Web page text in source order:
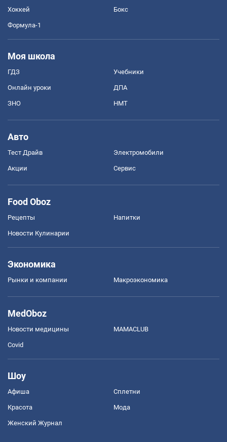
Хоккей Бокс
Формула-1
Моя школа
ГДЗ Учебники
Онлайн уроки ДПА
ЗНО НМТ
Авто
Тест Драйв Электромобили
Акции Сервис
Food Oboz
Рецепты Напитки
Новости Кулинарии
Экономика
Рынки и компании Mакроэкономика
MedOboz
Новости медицины MAMACLUB
Covid
Шоу
Афиша Сплетни
Красота Мода
Женский Журнал